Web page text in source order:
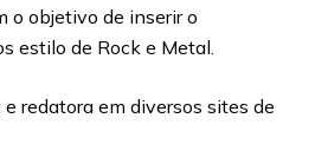
o objetivo de inserir o
estilo de Rock e Metal.
redatora em diversos sites de